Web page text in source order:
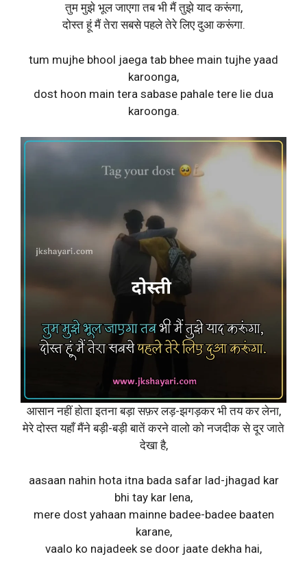
तुम मुझे भूल जाएगा तब भी मैं तुझे याद करूंगा,
दोस्त हूं मैं तेरा सबसे पहले तेरे लिए दुआ करूंगा.
tum mujhe bhool jaega tab bhee main tujhe yaad
karoonga,
dost hoon main tera sabase pahale tere lie dua
karoonga.
आसान नहीं होता इतना बड़ा सफ़र लड़-झगड़कर भी तय कर लेना,
मेरे दोस्त यहाँ मैंने बड़ी-बड़ी बातें करने वालो को नजदीक से दूर जाते
देखा है,
aasaan nahin hota itna bada safar lad-jhagad kar
bhi tay kar lena,
mere dost yahaan mainne badee-badee baaten
karane,
vaalo ko najadeek se door jaate dekha hai,